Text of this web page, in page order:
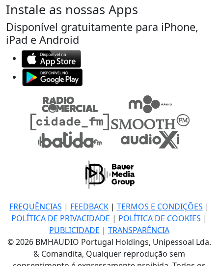
Instale as nossas Apps
Disponível gratuitamente para iPhone,
iPad e Android
FREQUÊNCIAS | FEEDBACK| TERMOS E CONDIÇÕES |
POLÍTICA DE PRIVACIDADE | POLÍTICA DE COOKIES |
PUBLICIDADE | TRANSPARÊNCIA
© 2026 BMHAUDIO Portugal Holdings, Unipessoal Lda.
& Comandita, Qualquer reprodução sem